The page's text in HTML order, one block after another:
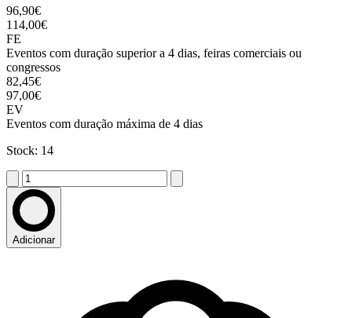
96,90€
114,00€
FE
Eventos com duração superior a 4 dias, feiras comerciais ou
congressos
82,45€
97,00€
EV
Eventos com duração máxima de 4 dias
Stock: 14
Adicionar